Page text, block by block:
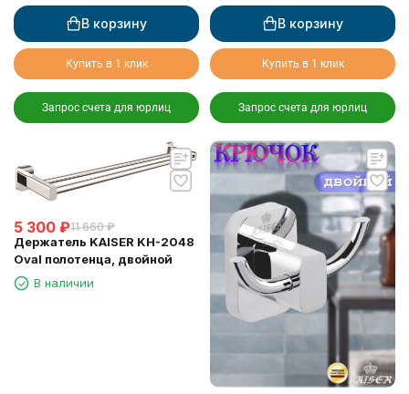
В корзину
Купить в 1 клик
Запрос счета для юрлиц
В корзину
Купить в 1 клик
Запрос счета для юрлиц
5 300 ₽11 660 ₽
Держатель KAISER KH-2048
Oval полотенца, двойной
В наличии